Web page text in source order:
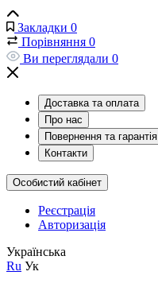
Закладки 0
Порівняння 0
Ви переглядали 0
Доставка та оплата
Про нас
Повернення та гарантія
Контакти
Особистий кабінет
Реєстрація
Авторизація
Українська
Ru Ук